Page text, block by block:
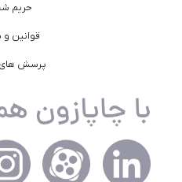
حریم
قوانین و
پرسش های